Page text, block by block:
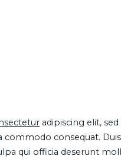
adipiscing elit,
commodo consequat.
qui officia deserunt